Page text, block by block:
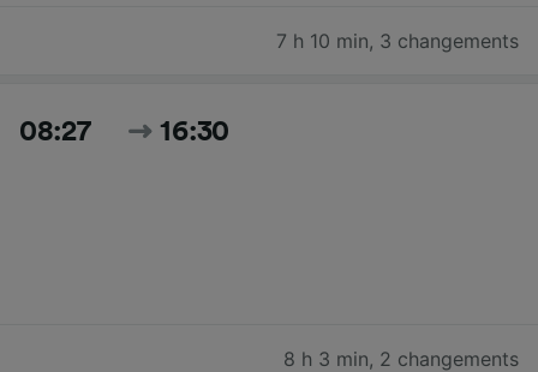
7 h 10 min, 3 changements
08:27 16:30
8 h 3 min, 2 changements